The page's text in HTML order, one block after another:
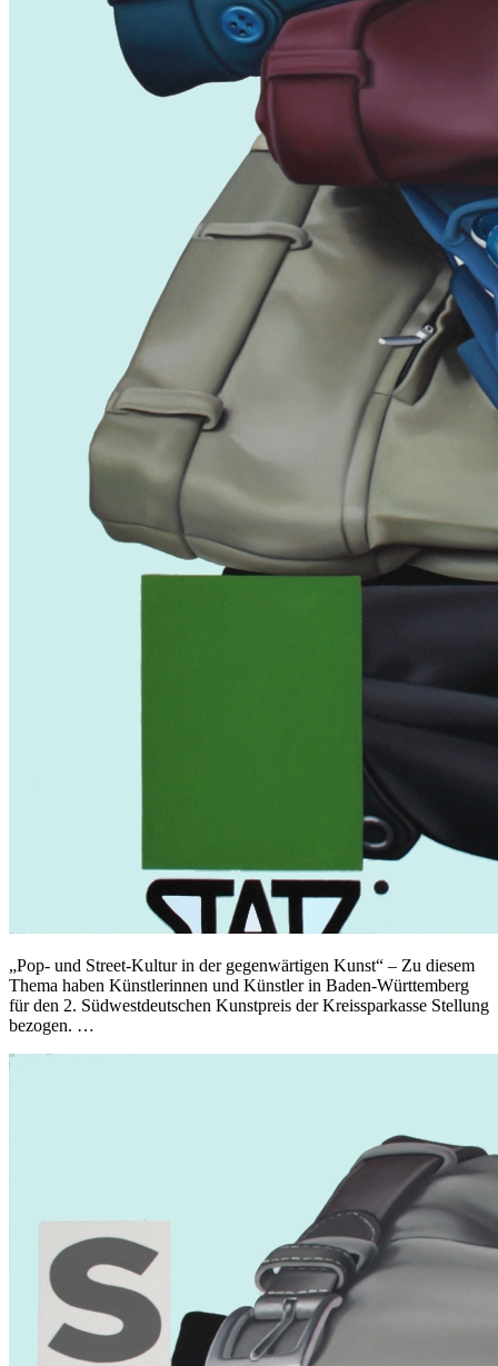
„Pop- und Street-Kultur in der gegenwärtigen Kunst“ – Zu diesem
Thema haben Künstlerinnen und Künstler in Baden-Württemberg
für den 2. Südwestdeutschen Kunstpreis der Kreissparkasse Stellung
bezogen. …